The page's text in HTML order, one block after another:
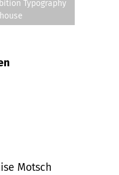
Typography
Motsch